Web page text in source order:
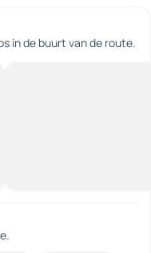
in de buurt van de route.